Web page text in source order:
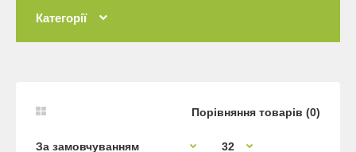
Категорії
Порівняння товарів (0)